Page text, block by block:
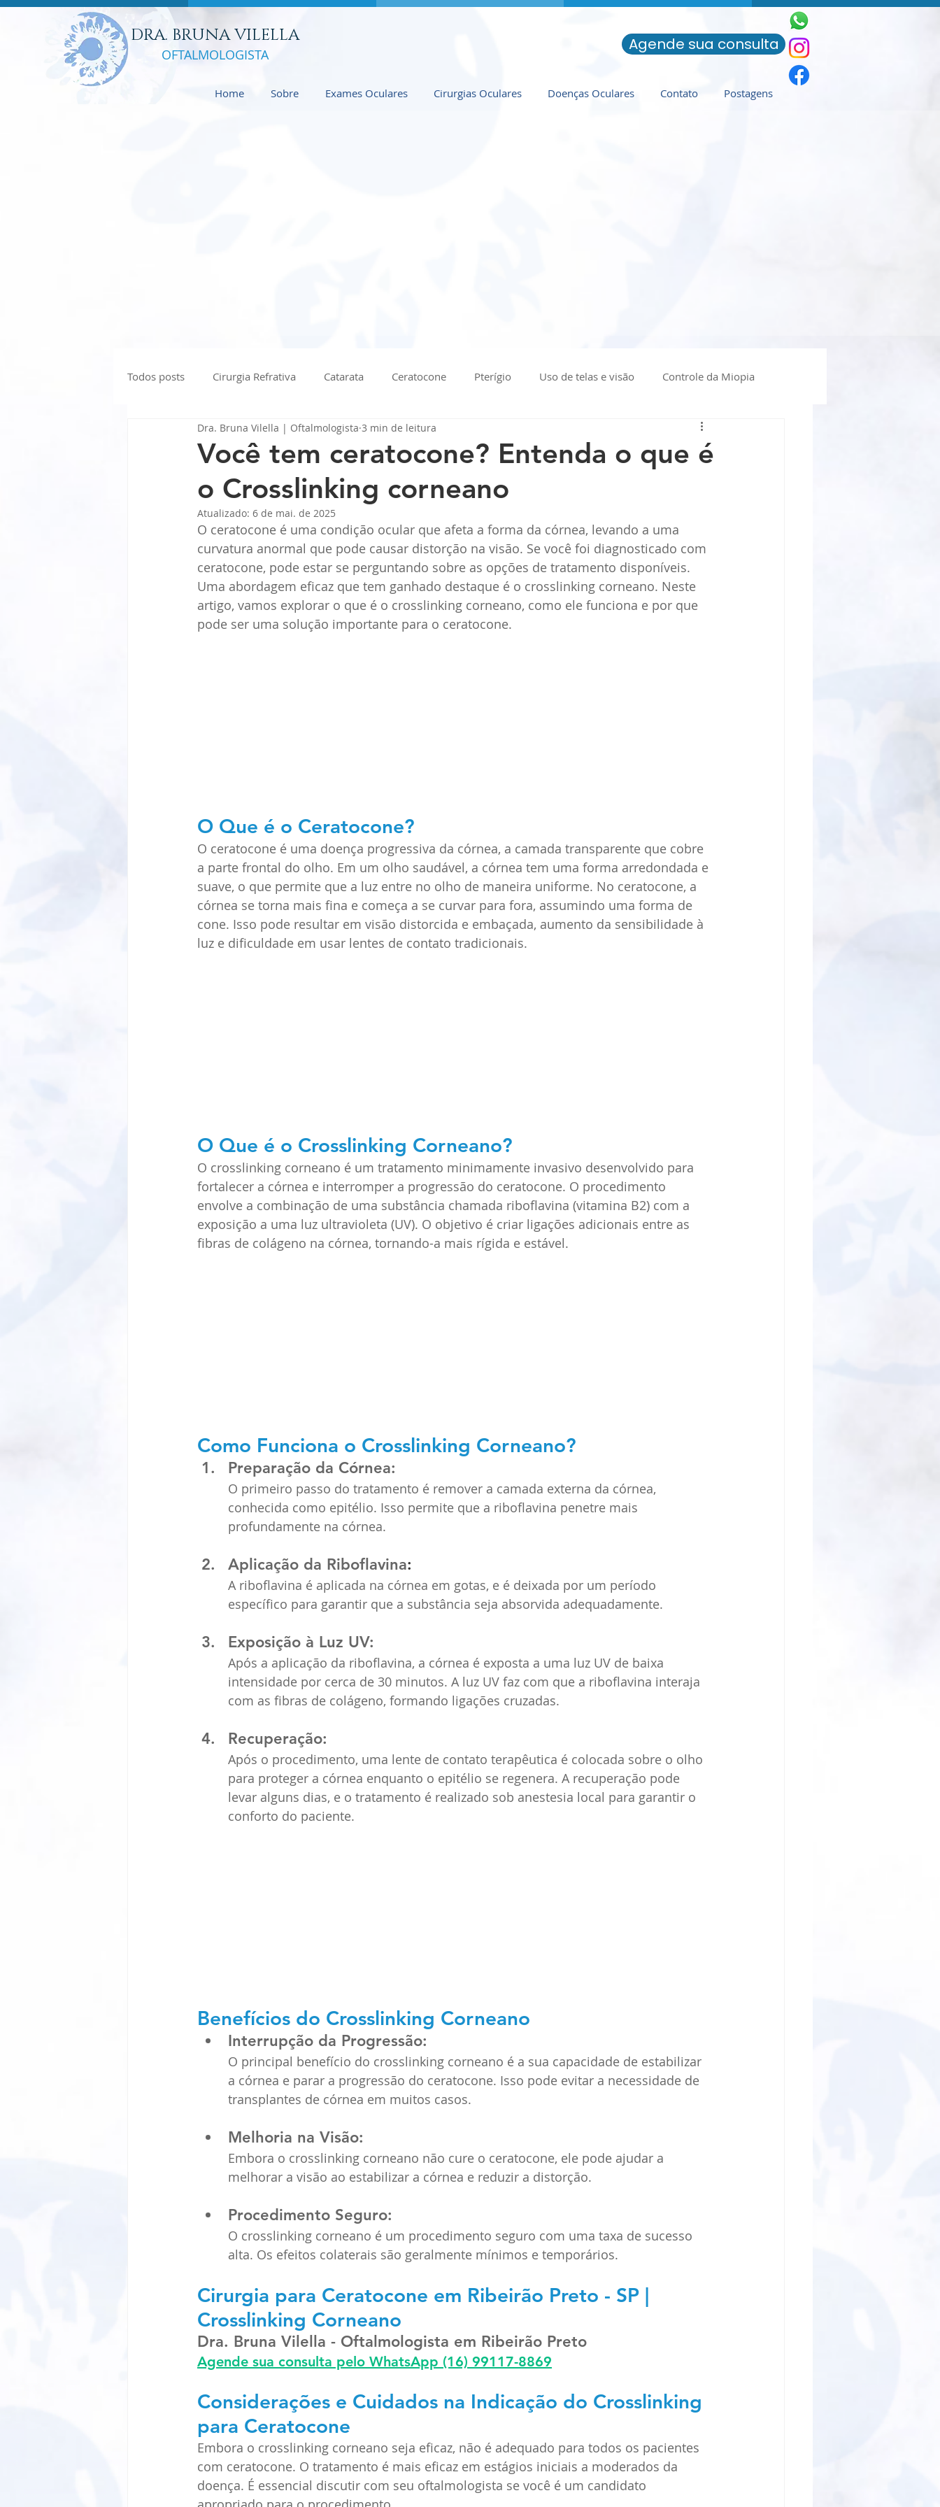
DRA. BRUNA VILELLA
OFTALMOLOGISTA
Agende sua consulta
Home Sobre Exames Oculares Cirurgias Oculares Doenças Oculares Contato Postagens
Todos posts Cirurgia Refrativa Catarata Ceratocone Pterígio Uso de telas e visão Controle da Miopia
Olhos Vermelhos Flashes e Mosca Volante Tipos de grau Lente de Contato
Extensão de Cílios Saúde Ocular Glaucoma Retina Calázio
Você tem ceratocone? Entenda o que é
o Crosslinking corneano
Dra. Bruna Vilella | Oftalmologista 3 min de leitura
Atualizado: 6 de mai. de 2025
O ceratocone é uma condição ocular que afeta a forma da córnea, levando a uma
curvatura anormal que pode causar distorção na visão. Se você foi diagnosticado com
ceratocone, pode estar se perguntando sobre as opções de tratamento disponíveis.
Uma abordagem eficaz que tem ganhado destaque é o crosslinking corneano. Neste
artigo, vamos explorar o que é o crosslinking corneano, como ele funciona e por que
pode ser uma solução importante para o ceratocone.
O Que é o Ceratocone?
O ceratocone é uma doença progressiva da córnea, a camada transparente que cobre
a parte frontal do olho. Em um olho saudável, a córnea tem uma forma arredondada e
suave, o que permite que a luz entre no olho de maneira uniforme. No ceratocone, a
córnea se torna mais fina e começa a se curvar para fora, assumindo uma forma de
cone. Isso pode resultar em visão distorcida e embaçada, aumento da sensibilidade à
luz e dificuldade em usar lentes de contato tradicionais.
O Que é o Crosslinking Corneano?
O crosslinking corneano é um tratamento minimamente invasivo desenvolvido para
fortalecer a córnea e interromper a progressão do ceratocone. O procedimento
envolve a combinação de uma substância chamada riboflavina (vitamina B2) com a
exposição a uma luz ultravioleta (UV). O objetivo é criar ligações adicionais entre as
fibras de colágeno na córnea, tornando-a mais rígida e estável.
Como Funciona o Crosslinking Corneano?
Preparação da Córnea:
O primeiro passo do tratamento é remover a camada externa da córnea,
conhecida como epitélio. Isso permite que a riboflavina penetre mais
profundamente na córnea.
Aplicação da Riboflavina:
A riboflavina é aplicada na córnea em gotas, e é deixada por um período
específico para garantir que a substância seja absorvida adequadamente.
Exposição à Luz UV:
Após a aplicação da riboflavina, a córnea é exposta a uma luz UV de baixa
intensidade por cerca de 30 minutos. A luz UV faz com que a riboflavina interaja
com as fibras de colágeno, formando ligações cruzadas.
Recuperação:
Após o procedimento, uma lente de contato terapêutica é colocada sobre o olho
para proteger a córnea enquanto o epitélio se regenera. A recuperação pode
levar alguns dias, e o tratamento é realizado sob anestesia local para garantir o
conforto do paciente.
Benefícios do Crosslinking Corneano
Interrupção da Progressão:
O principal benefício do crosslinking corneano é a sua capacidade de estabilizar
a córnea e parar a progressão do ceratocone. Isso pode evitar a necessidade de
transplantes de córnea em muitos casos.
Melhoria na Visão:
Embora o crosslinking corneano não cure o ceratocone, ele pode ajudar a
melhorar a visão ao estabilizar a córnea e reduzir a distorção.
Procedimento Seguro:
O crosslinking corneano é um procedimento seguro com uma taxa de sucesso
alta. Os efeitos colaterais são geralmente mínimos e temporários.
Cirurgia para Ceratocone em Ribeirão Preto - SP |
Crosslinking Corneano
Dra. Bruna Vilella - Oftalmologista em Ribeirão Preto
Agende sua consulta pelo WhatsApp (16) 99117-8869
Considerações e Cuidados na Indicação do Crosslinking
para Ceratocone
Embora o crosslinking corneano seja eficaz, não é adequado para todos os pacientes
com ceratocone. O tratamento é mais eficaz em estágios iniciais a moderados da
doença. É essencial discutir com seu oftalmologista se você é um candidato